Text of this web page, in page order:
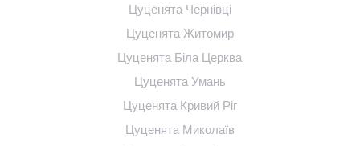
Цуценята Чернівці
Цуценята Житомир
Цуценята Біла Церква
Цуценята Умань
Цуценята Кривий Ріг
Цуценята Миколаїв